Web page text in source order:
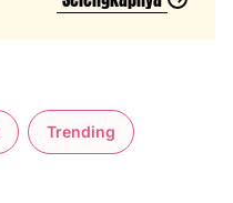
Trending